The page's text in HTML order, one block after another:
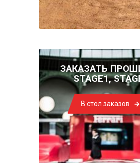
ЗАКАЗАТЬ
STAGE1,
В стол заказов